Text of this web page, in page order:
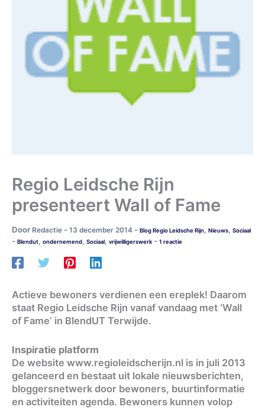
Regio Leidsche Rijn
presenteert Wall of Fame
Door Redactie - 13 december 2014 - Blog Regio Leidsche Rijn, Nieuws, Sociaal
- Blendut, ondernemend, Sociaal, vrijwilligerswerk - 1 reactie
Actieve bewoners verdienen een ereplek! Daarom
staat Regio Leidsche Rijn vanaf vandaag met ‘Wall
of Fame’ in BlendUT Terwijde.
Inspiratie platform
De website www.regioleidscherijn.nl is in juli 2013
gelanceerd en bestaat uit lokale nieuwsberichten,
bloggersnetwerk door bewoners, buurtinformatie
en activiteiten agenda. Bewoners kunnen volop